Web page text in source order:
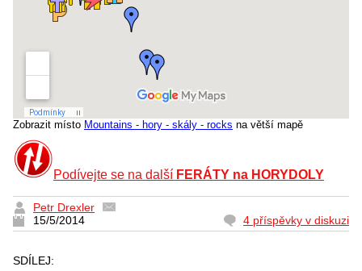
Zobrazit místo Mountains - hory - skály - rocks na větší mapě
Podívejte se na další FERÁTY na HORYDOLY
Petr Drexler
15/5/2014
4 příspěvky v diskuzi
SDÍLEJ: